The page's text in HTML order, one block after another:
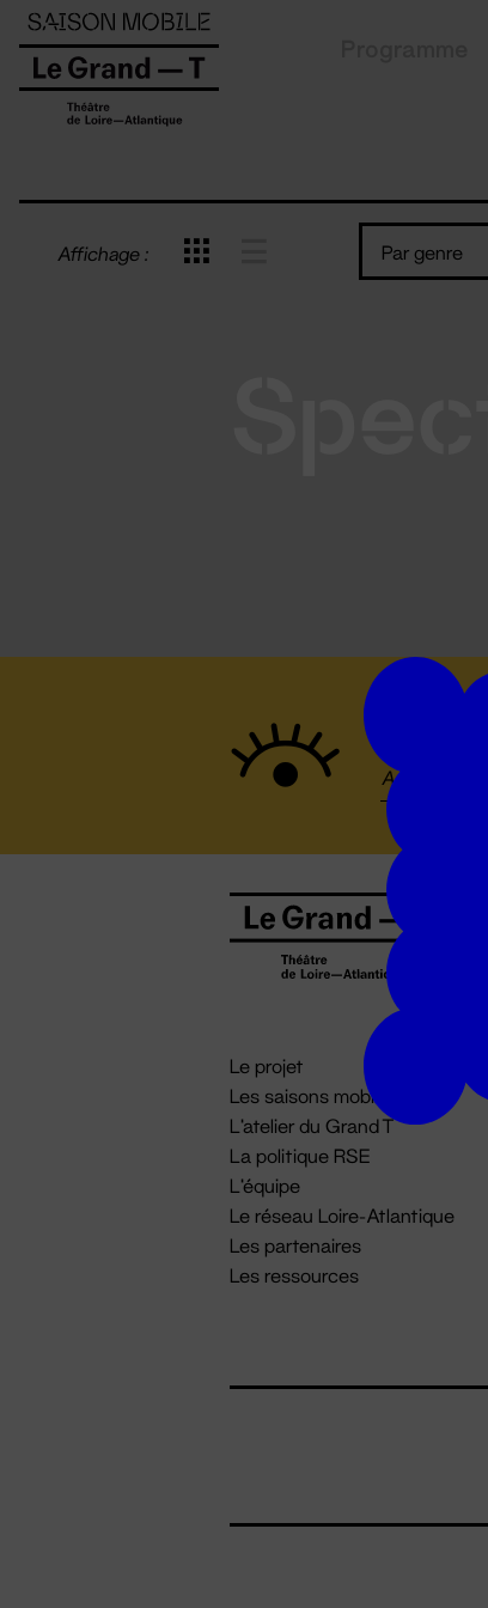
Affichage : Par genre
Le projet
Les saisons mobiles
L'atelier du Grand T
La politique RSE
L'équipe
Le réseau Loire-Atlantique
Les partenaires
Les ressources
Panneau de gestion des cookies